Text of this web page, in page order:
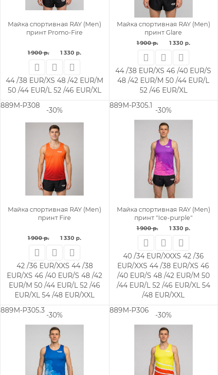
Майка спортивная RAY (Men)
принт Promo-Fire
1 900 р. 1 330 р.
44 /38 EUR/XS 48 /42 EUR/M
50 /44 EUR/L 52 /46 EUR/XL
Майка спортивная RAY (Men)
принт Glare
1 900 р. 1 330 р.
44 /38 EUR/XS 46 /40 EUR/S
48 /42 EUR/M 50 /44 EUR/L
52 /46 EUR/XL
889M-P308
-30%
Майка спортивная RAY (Men)
принт Fire
1 900 р. 1 330 р.
42 /36 EUR/XXS 44 /38
EUR/XS 46 /40 EUR/S 48 /42
EUR/M 50 /44 EUR/L 52 /46
EUR/XL 54 /48 EUR/XXL
889M-P305.1
-30%
Майка спортивная RAY (Men)
принт "Ice-purple"
1 900 р. 1 330 р.
40 /34 EUR/XXXS 42 /36
EUR/XXS 44 /38 EUR/XS 46
/40 EUR/S 48 /42 EUR/M 50
/44 EUR/L 52 /46 EUR/XL 54
/48 EUR/XXL
889M-P305.3
-30%
889M-P306
-30%